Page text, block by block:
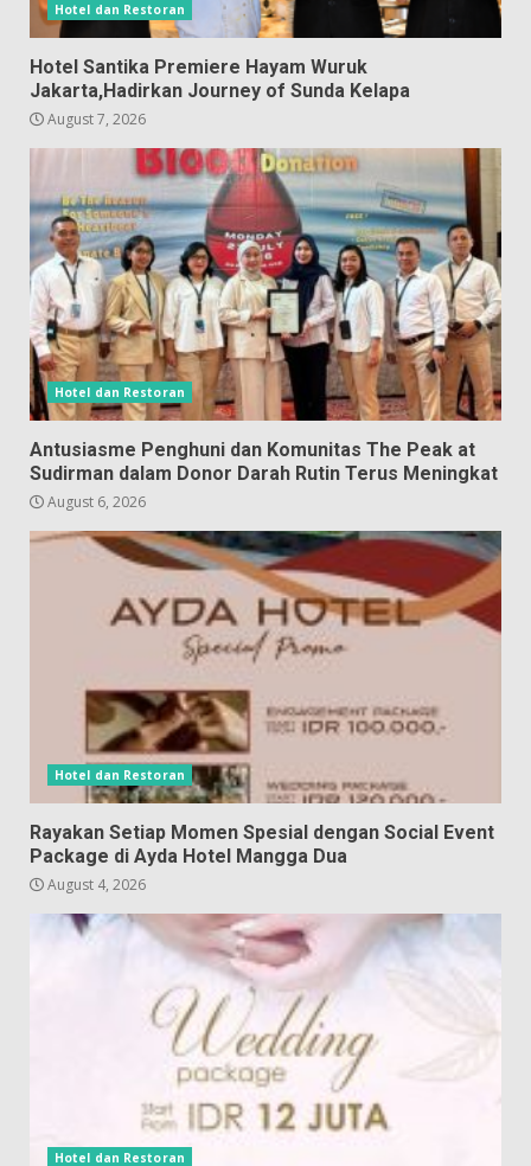
Hotel dan Restoran
Hotel Santika Premiere Hayam Wuruk
Jakarta,Hadirkan Journey of Sunda Kelapa
August 7, 2026
Hotel dan Restoran
Antusiasme Penghuni dan Komunitas The Peak at
Sudirman dalam Donor Darah Rutin Terus Meningkat
August 6, 2026
Hotel dan Restoran
Rayakan Setiap Momen Spesial dengan Social Event
Package di Ayda Hotel Mangga Dua
August 4, 2026
Hotel dan Restoran